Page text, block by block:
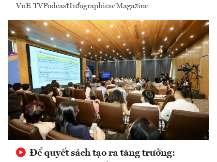
VnE TVPodcastInfographicseMagazine
Để quyết sách tạo ra tăng trưởng: